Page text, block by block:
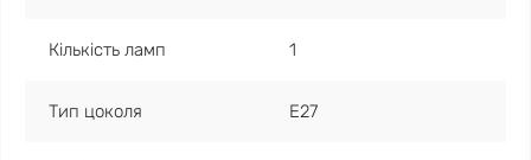
Кількість ламп 1
Тип цоколя E27